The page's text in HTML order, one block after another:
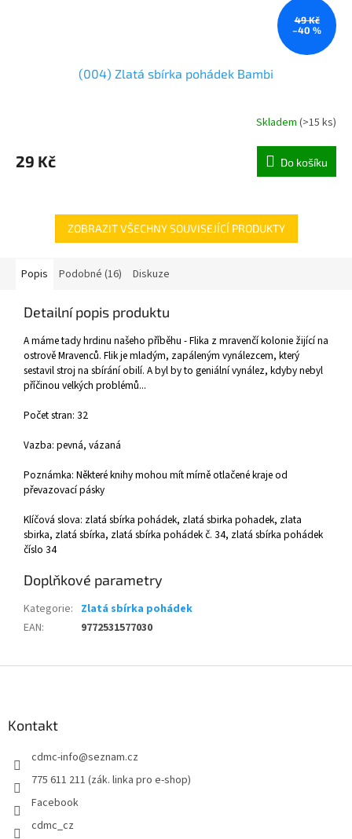
49 Kč
–40 %
(004) Zlatá sbírka pohádek Bambi
Skladem (>15 ks)
29 Kč Do košíku
ZOBRAZIT VŠECHNY SOUVISEJÍCÍ PRODUKTY
Popis Podobné (16) Diskuze
Detailní popis produktu
A máme tady hrdinu našeho příběhu - Flika z mravenčí kolonie žijící na
ostrově Mravenců. Flik je mladým, zapáleným vynálezcem, který
sestavil stroj na sbírání obilí. A byl by to geniální vynález, kdyby nebyl
příčinou velkých problémů...
Počet stran: 32
Vazba: pevná, vázaná
Poznámka: Některé knihy mohou mít mírně otlačené kraje od
převazovací pásky
Klíčová slova: zlatá sbírka pohádek, zlatá sbirka pohadek, zlata
sbirka, zlatá sbírka, zlatá sbírka pohádek č. 34, zlatá sbírka pohádek
číslo 34
Doplňkové parametry
Kategorie: Zlatá sbírka pohádek
EAN: 9772531577030
Kontakt
cdmc-info@seznam.cz
775 611 211 (zák. linka pro e-shop)
Facebook
cdmc_cz